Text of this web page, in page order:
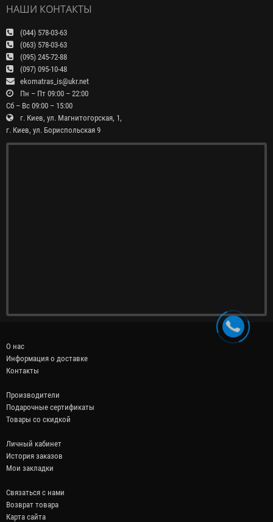
НАШИ КОНТАКТЫ
(044) 578-03-63
(063) 578-03-63
(095) 245-72-88
(097) 095-10-48
ekomatras_is@ukr.net
Пн – Пт 09:00 – 22:00
Сб – Вс 09:00 – 15:00
г. Киев, ул. Магнитогорская, 1,
г. Киев, ул. Бориспольская 9
О нас
Информация о доставке
Контакты
Производители
Подарочные сертификаты
Товары со скидкой
Личный кабинет
История заказов
Мои закладки
Связаться с нами
Возврат товара
Карта сайта